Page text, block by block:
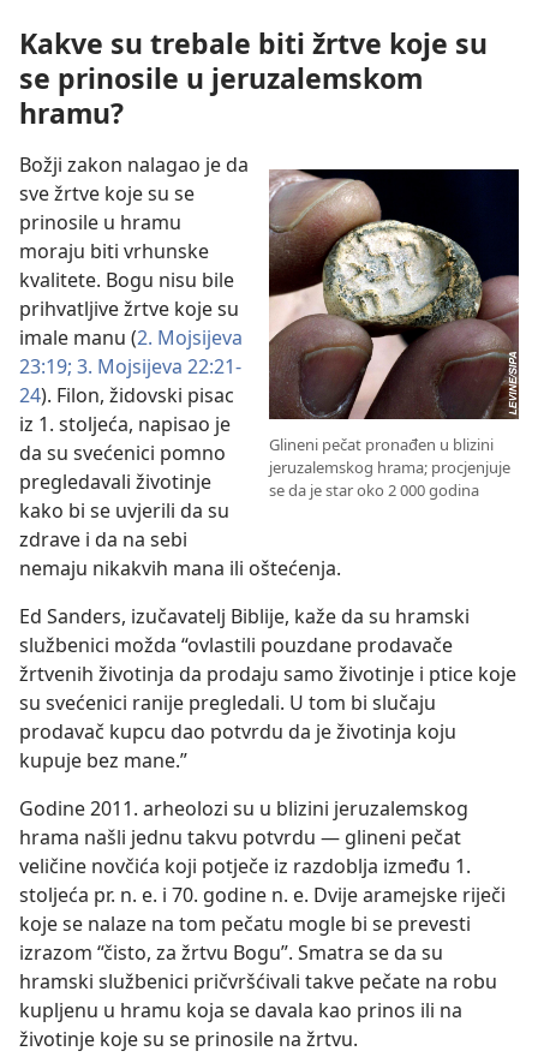
Kakve su trebale biti žrtve koje su
se prinosile u jeruzalemskom
hramu?
Glineni pečat pronađen u blizini
jeruzalemskog hrama; procjenjuje
se da je star oko 2 000 godina
Božji zakon nalagao je da
sve žrtve koje su se
prinosile u hramu
moraju biti vrhunske
kvalitete. Bogu nisu bile
prihvatljive žrtve koje su
imale manu (2. Mojsijeva
23:19; 3. Mojsijeva 22:21-
24). Filon, židovski pisac
iz 1. stoljeća, napisao je
da su svećenici pomno
pregledavali životinje
kako bi se uvjerili da su
zdrave i da na sebi
nemaju nikakvih mana ili oštećenja.
Ed Sanders, izučavatelj Biblije, kaže da su hramski
službenici možda “ovlastili pouzdane prodavače
žrtvenih životinja da prodaju samo životinje i ptice koje
su svećenici ranije pregledali. U tom bi slučaju
prodavač kupcu dao potvrdu da je životinja koju
kupuje bez mane.”
Godine 2011. arheolozi su u blizini jeruzalemskog
hrama našli jednu takvu potvrdu — glineni pečat
veličine novčića koji potječe iz razdoblja između 1.
stoljeća pr. n. e. i 70. godine n. e. Dvije aramejske riječi
koje se nalaze na tom pečatu mogle bi se prevesti
izrazom “čisto, za žrtvu Bogu”. Smatra se da su
hramski službenici pričvršćivali takve pečate na robu
kupljenu u hramu koja se davala kao prinos ili na
životinje koje su se prinosile na žrtvu.